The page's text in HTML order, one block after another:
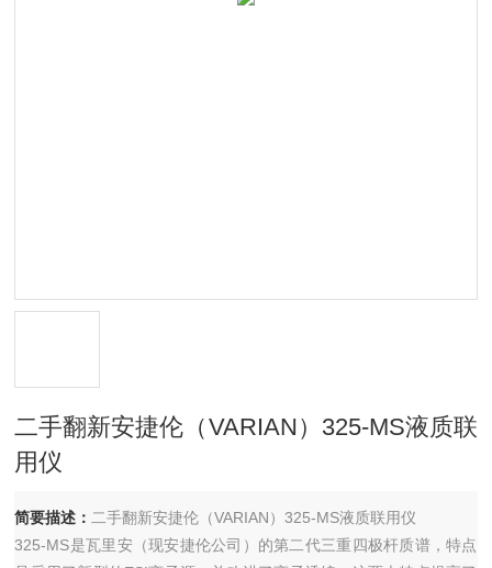
二手翻新安捷伦（VARIAN）325-MS液质联
用仪
简要描述： 二手翻新安捷伦（VARIAN）325-MS液质联用仪
325-MS是瓦里安（现安捷伦公司）的第二代三重四极杆质谱，特点